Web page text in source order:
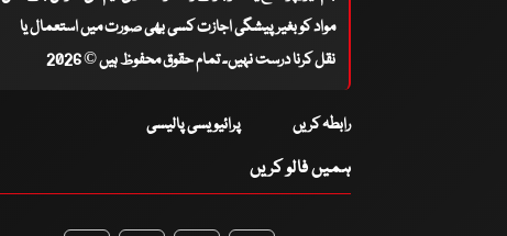
مواد کو بغیر پیشگی اجازت کسی بھی صورت میں استعمال یا
نقل کرنا درست نہیں۔ تمام حقوق محفوظ ہیں © 2026
رابطہ کریں پرائیویسی پالیسی
ہمیں فالو کریں